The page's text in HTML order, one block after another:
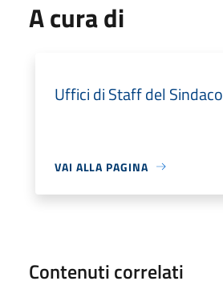
A cura di
Uffici di Staff del Sindaco
VAI ALLA PAGINA
Contenuti correlati